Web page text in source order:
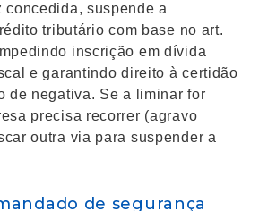
concedida, suspende a
tributário com base no art.
inscrição em dívida
e garantindo direito à certidão
de negativa. Se a liminar for
precisa recorrer (agravo
outra via para suspender a
de segurança